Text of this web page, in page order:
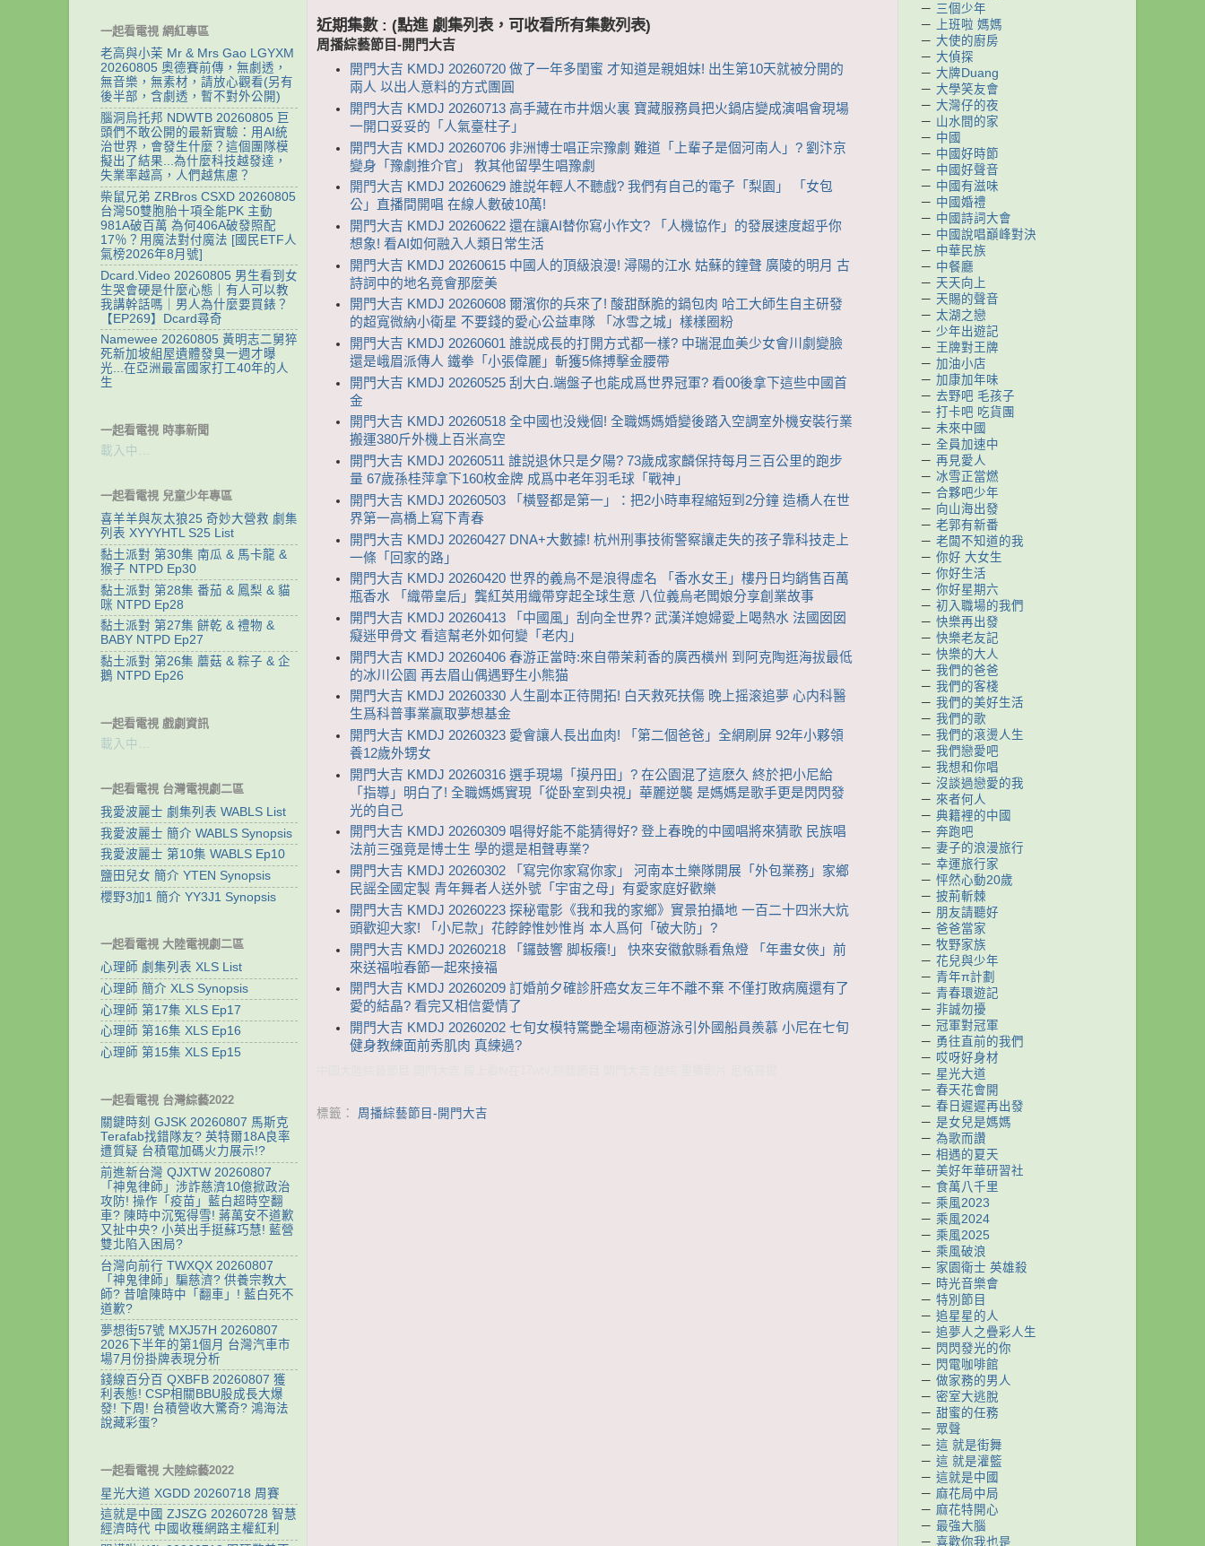
近期集數 : (點進 劇集列表，可收看所有集數列表)
周播綜藝節目-開門大吉
開門大吉 KMDJ 20260720 做了一年多閨蜜 才知道是親姐妹! 出生第10天就被分開的
兩人 以出人意料的方式團圓
開門大吉 KMDJ 20260713 高手藏在市井烟火裏 寶藏服務員把火鍋店變成演唱會現場
一開口妥妥的「人氣臺柱子」
開門大吉 KMDJ 20260706 非洲博士唱正宗豫劇 難道「上輩子是個河南人」? 劉汴京
變身「豫劇推介官」 教其他留學生唱豫劇
開門大吉 KMDJ 20260629 誰説年輕人不聽戲? 我們有自己的電子「梨園」 「女包
公」直播間開唱 在線人數破10萬!
開門大吉 KMDJ 20260622 還在讓AI替你寫小作文? 「人機協作」的發展速度超乎你
想象! 看AI如何融入人類日常生活
開門大吉 KMDJ 20260615 中國人的頂級浪漫! 潯陽的江水 姑蘇的鐘聲 廣陵的明月 古
詩詞中的地名竟會那麼美
開門大吉 KMDJ 20260608 爾濱你的兵來了! 酸甜酥脆的鍋包肉 哈工大師生自主研發
的超寬微納小衛星 不要錢的愛心公益車隊 「冰雪之城」樣樣圈粉
開門大吉 KMDJ 20260601 誰説成長的打開方式都一樣? 中瑞混血美少女會川劇變臉
還是峨眉派傳人 鐵拳「小張偉麗」斬獲5條搏擊金腰帶
開門大吉 KMDJ 20260525 刮大白.端盤子也能成爲世界冠軍? 看00後拿下這些中國首
金
開門大吉 KMDJ 20260518 全中國也没幾個! 全職媽媽婚變後踏入空調室外機安裝行業
搬運380斤外機上百米高空
開門大吉 KMDJ 20260511 誰説退休只是夕陽? 73歲成家麟保持每月三百公里的跑步
量 67歲孫桂萍拿下160枚金牌 成爲中老年羽毛球「戰神」
開門大吉 KMDJ 20260503 「橫豎都是第一」：把2小時車程縮短到2分鐘 造橋人在世
界第一高橋上寫下青春
開門大吉 KMDJ 20260427 DNA+大數據! 杭州刑事技術警察讓走失的孩子靠科技走上
一條「回家的路」
開門大吉 KMDJ 20260420 世界的義烏不是浪得虛名 「香水女王」樓丹日均銷售百萬
瓶香水 「織帶皇后」龔紅英用織帶穿起全球生意 八位義烏老闆娘分享創業故事
開門大吉 KMDJ 20260413 「中國風」刮向全世界? 武漢洋媳婦愛上喝熱水 法國囡囡
癡迷甲骨文 看這幫老外如何變「老内」
開門大吉 KMDJ 20260406 春游正當時:來自帶茉莉香的廣西橫州 到阿克陶逛海拔最低
的冰川公園 再去眉山偶遇野生小熊猫
開門大吉 KMDJ 20260330 人生副本正待開拓! 白天救死扶傷 晚上摇滚追夢 心内科醫
生爲科普事業贏取夢想基金
開門大吉 KMDJ 20260323 愛會讓人長出血肉! 「第二個爸爸」全網刷屏 92年小夥領
養12歲外甥女
開門大吉 KMDJ 20260316 選手現場「摸丹田」? 在公園混了這麽久 終於把小尼給
「指導」明白了! 全職媽媽實現「從卧室到央視」華麗逆襲 是媽媽是歌手更是閃閃發
光的自己
開門大吉 KMDJ 20260309 唱得好能不能猜得好? 登上春晚的中國唱將來猜歌 民族唱
法前三强竟是博士生 學的還是相聲專業?
開門大吉 KMDJ 20260302 「寫完你家寫你家」 河南本土樂隊開展「外包業務」家鄉
民謡全國定製 青年舞者人送外號「宇宙之母」有愛家庭好歡樂
開門大吉 KMDJ 20260223 探秘電影《我和我的家鄉》實景拍攝地 一百二十四米大炕
頭歡迎大家! 「小尼款」花餑餑惟妙惟肖 本人爲何「破大防」?
開門大吉 KMDJ 20260218 「鑼鼓響 脚板癢!」 快來安徽歙縣看魚燈 「年畫女俠」前
來送福啦春節一起來接福
開門大吉 KMDJ 20260209 訂婚前夕確診肝癌女友三年不離不棄 不僅打敗病魔還有了
愛的結晶? 看完又相信愛情了
開門大吉 KMDJ 20260202 七旬女模特驚艷全場南極游泳引外國船員羨慕 小尼在七旬
健身教練面前秀肌肉 真練過?
標籤： 周播綜藝節目-開門大吉
一起看電視 網紅專區
老高與小茉 Mr & Mrs Gao LGYXM
20260805 奧德賽前傳，無劇透，
無音樂，無素材，請放心觀看(另有
後半部，含劇透，暫不對外公開)
腦洞烏托邦 NDWTB 20260805 巨
頭們不敢公開的最新實驗：用AI統
治世界，會發生什麼？這個團隊模
擬出了結果...為什麼科技越發達，
失業率越高，人們越焦慮？
柴鼠兄弟 ZRBros CSXD 20260805
台灣50雙胞胎十項全能PK 主動
981A破百萬 為何406A破發照配
17％？用魔法對付魔法 [國民ETF人
氣榜2026年8月號]
Dcard.Video 20260805 男生看到女
生哭會硬是什麼心態｜有人可以教
我講幹話嗎｜男人為什麼要買錶？
【EP269】Dcard尋奇
Namewee 20260805 黃明志二舅猝
死新加坡組屋遺體發臭一週才曝
光...在亞洲最富國家打工40年的人
生
一起看電視 時事新聞
載入中…
一起看電視 兒童少年專區
喜羊羊與灰太狼25 奇妙大營救 劇集
列表 XYYYHTL S25 List
黏土派對 第30集 南瓜 & 馬卡龍 &
猴子 NTPD Ep30
黏土派對 第28集 番茄 & 鳳梨 & 貓
咪 NTPD Ep28
黏土派對 第27集 餅乾 & 禮物 &
BABY NTPD Ep27
黏土派對 第26集 蘑菇 & 粽子 & 企
鵝 NTPD Ep26
一起看電視 戲劇資訊
載入中…
一起看電視 台灣電視劇二區
我愛波麗士 劇集列表 WABLS List
我愛波麗士 簡介 WABLS Synopsis
我愛波麗士 第10集 WABLS Ep10
鹽田兒女 簡介 YTEN Synopsis
櫻野3加1 簡介 YY3J1 Synopsis
一起看電視 大陸電視劇二區
心理師 劇集列表 XLS List
心理師 簡介 XLS Synopsis
心理師 第17集 XLS Ep17
心理師 第16集 XLS Ep16
心理師 第15集 XLS Ep15
一起看電視 台灣綜藝2022
關鍵時刻 GJSK 20260807 馬斯克
Terafab找錯隊友? 英特爾18A良率
遭質疑 台積電加碼火力展示!?
前進新台灣 QJXTW 20260807
「神鬼律師」涉詐慈濟10億掀政治
攻防! 操作「疫苗」藍白超時空翻
車? 陳時中沉冤得雪! 蔣萬安不道歉
又扯中央? 小英出手挺蘇巧慧! 藍營
雙北陷入困局?
台灣向前行 TWXQX 20260807
「神鬼律師」騙慈濟? 供養宗教大
師? 昔嗆陳時中「翻車」! 藍白死不
道歉?
夢想街57號 MXJ57H 20260807
2026下半年的第1個月 台灣汽車市
場7月份掛牌表現分析
錢線百分百 QXBFB 20260807 獲
利表態! CSP相關BBU股成長大爆
發! 下周! 台積營收大驚奇? 鴻海法
說藏彩蛋?
一起看電視 大陸綜藝2022
星光大道 XGDD 20260718 周賽
這就是中國 ZJSZG 20260728 智慧
經濟時代 中國收穫網路主權紅利
－ 三個少年
－
上班啦 媽媽
－ 大使的廚房
－ 大偵探
－ 大牌Duang
－ 大學笑友會
－ 大灣仔的夜
－ 山水間的家
－ 中國
－ 中國好時節
－ 中國好聲音
－ 中國有滋味
－ 中國婚禮
－ 中國詩詞大會
－ 中國說唱巔峰對決
－ 中華民族
－ 中餐廳
－ 天天向上
－ 天賜的聲音
－ 太湖之戀
－ 少年出遊記
－ 王牌對王牌
－ 加油小店
－ 加康加年味
－ 去野吧 毛孩子
－ 打卡吧 吃貨團
－ 未來中國
－ 全員加速中
－ 再見愛人
－ 冰雪正當燃
－ 合夥吧少年
－ 向山海出發
－ 老郭有新番
－ 老闆不知道的我
－ 你好 大女生
－ 你好生活
－ 你好星期六
－ 初入職場的我們
－ 快樂再出發
－ 快樂老友記
－ 快樂的大人
－ 我們的爸爸
－ 我們的客棧
－ 我們的美好生活
－ 我們的歌
－ 我們的滾燙人生
－ 我們戀愛吧
－ 我想和你唱
－ 沒談過戀愛的我
－ 來者何人
－ 典籍裡的中國
－ 奔跑吧
－ 妻子的浪漫旅行
－ 幸運旅行家
－ 怦然心動20歲
－ 披荊斬棘
－ 朋友請聽好
－ 爸爸當家
－ 牧野家族
－ 花兒與少年
－ 青年π計劃
－ 青春環遊記
－ 非誠勿擾
－ 冠軍對冠軍
－ 勇往直前的我們
－ 哎呀好身材
－ 星光大道
－ 春天花會開
－ 春日遲遲再出發
－ 是女兒是媽媽
－ 為歌而讚
－ 相遇的夏天
－ 美好年華研習社
－ 食萬八千里
－ 乘風2023
－ 乘風2024
－ 乘風2025
－ 乘風破浪
－ 家園衛士 英雄殺
－ 時光音樂會
－ 特別節目
－ 追星星的人
－ 追夢人之疊彩人生
－ 閃閃發光的你
－ 閃電咖啡館
－ 做家務的男人
－ 密室大逃脫
－ 甜蜜的任務
－ 眾聲
－ 這 就是街舞
－ 這 就是灌籃
－ 這就是中國
－ 麻花局中局
－ 麻花特開心
－ 最強大腦
－ 喜歡你我也是